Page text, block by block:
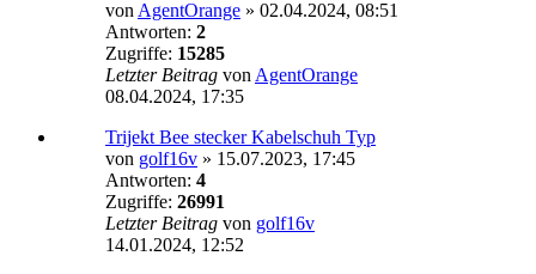
von AgentOrange » 02.04.2024, 08:51
Antworten: 2
Zugriffe: 15285
Letzter Beitrag von AgentOrange
08.04.2024, 17:35
Trijekt Bee stecker Kabelschuh Typ
von golf16v » 15.07.2023, 17:45
Antworten: 4
Zugriffe: 26991
Letzter Beitrag von golf16v
14.01.2024, 12:52